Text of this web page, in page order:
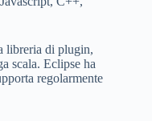
libreria di plugin,
scala. Eclipse ha
regolarmente